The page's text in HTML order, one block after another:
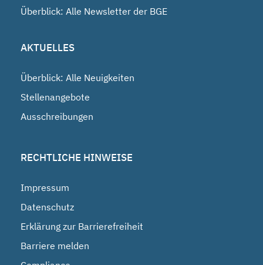
Überblick: Alle Newsletter der BGE
AKTUELLES
Überblick: Alle Neuigkeiten
Stellenangebote
Ausschreibungen
RECHTLICHE HINWEISE
Impressum
Datenschutz
Erklärung zur Barrierefreiheit
Barriere melden